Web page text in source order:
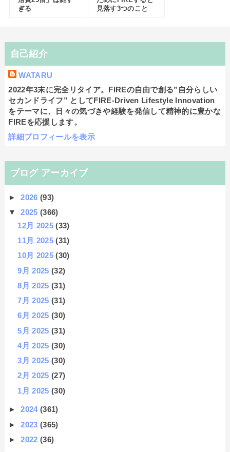
ぎる
見落す3つのこと
自己紹介
WATARU
2022年3末に完全リタイア。FIREの自由で創る”自分らしい
セカンドライフ” としてFIRE-Driven Lifestyle Innovation
をテーマに、日々の気づきや経験を発信して精神的に豊かな
FIREを応援します。
詳細プロフィールを表示
ブログ アーカイブ
►2026(93)
▼2025(366)
12月 2025(33)
11月 2025(31)
10月 2025(30)
9月 2025(32)
8月 2025(31)
7月 2025(31)
6月 2025(30)
5月 2025(31)
4月 2025(30)
3月 2025(30)
2月 2025(27)
1月 2025(30)
►2024(361)
►2023(365)
►2022(36)